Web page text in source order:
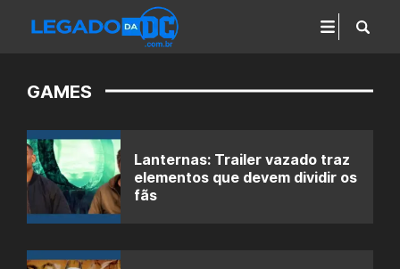
GAMES
Lanternas: Trailer vazado traz
elementos que devem dividir os
fãs